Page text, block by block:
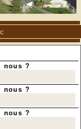
nous ?
nous ?
nous ?